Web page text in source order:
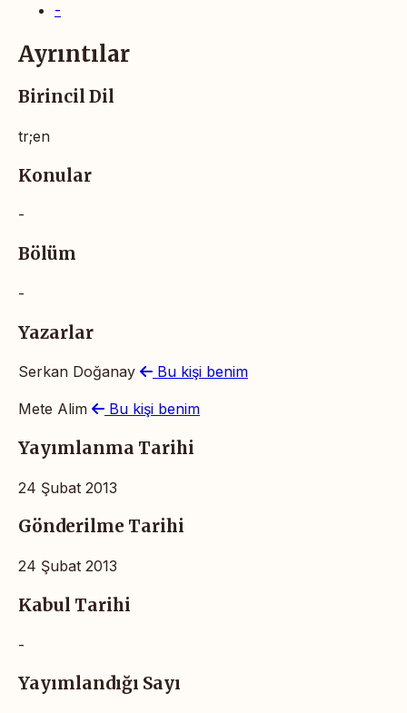
-
Ayrıntılar
Birincil Dil
tr;en
Konular
-
Bölüm
-
Yazarlar
Serkan Doğanay Bu kişi benim
Mete Alim Bu kişi benim
Yayımlanma Tarihi
24 Şubat 2013
Gönderilme Tarihi
24 Şubat 2013
Kabul Tarihi
-
Yayımlandığı Sayı